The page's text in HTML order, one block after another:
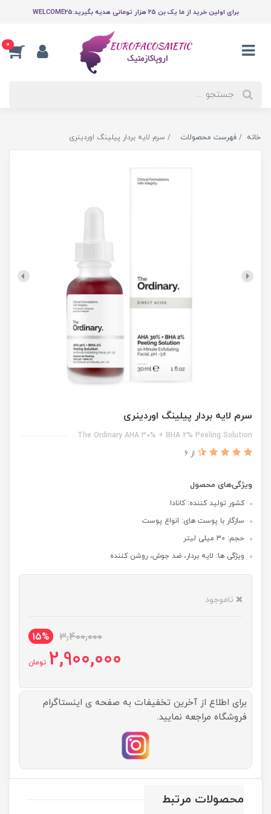
برای اولین خرید از ما یک بن 25 هزار تومانی هدیه بگیرید:WELCOME25
0
خانه فهرست محصولات سرم لایه بردار پیلینگ اوردینری
سرم لایه بردار پیلینگ اوردینری
The Ordinary AHA 30% + BHA 2% Peeling Solution
از 6
ویژگی‌های محصول
کشور تولید کننده: کانادا
سازگار با پوست های: انواع پوست
حجم: 30 میلی لیتر
ویژگی ها: لایه بردار، ضد جوش، روشن کننده
ناموجود
3,400,000
15%
2,900,000 تومان
برای اطلاع از آخرین تخفیفات به صفحه ی اینستاگرام
فروشگاه مراجعه نمایید.
محصولات مرتبط